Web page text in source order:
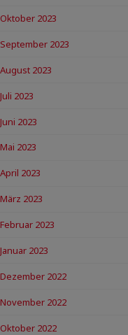
Oktober 2023
September 2023
August 2023
Juli 2023
Juni 2023
Mai 2023
April 2023
März 2023
Februar 2023
Januar 2023
Dezember 2022
November 2022
Oktober 2022